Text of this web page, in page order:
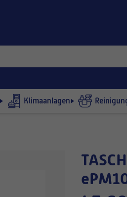
Klimaanlagen
TASCHENFILTER 440x515-360/5